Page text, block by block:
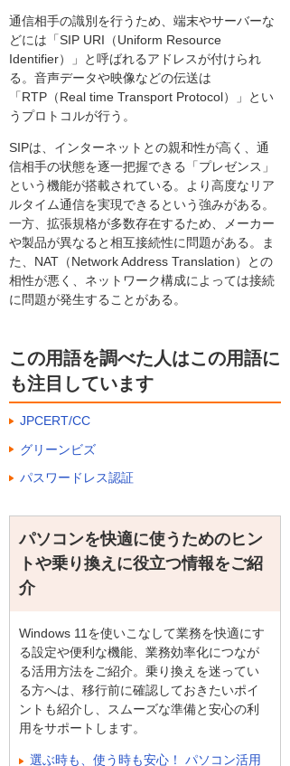
通信相手の識別を行うため、端末やサーバーな
どには「SIP URI（Uniform Resource
Identifier）」と呼ばれるアドレスが付けられ
る。音声データや映像などの伝送は
「RTP（Real time Transport Protocol）」とい
うプロトコルが行う。
SIPは、インターネットとの親和性が高く、通
信相手の状態を逐一把握できる「プレゼンス」
という機能が搭載されている。より高度なリア
ルタイム通信を実現できるという強みがある。
一方、拡張規格が多数存在するため、メーカー
や製品が異なると相互接続性に問題がある。ま
た、NAT（Network Address Translation）との
相性が悪く、ネットワーク構成によっては接続
に問題が発生することがある。
この用語を調べた人はこの用語に
も注目しています
JPCERT/CC
グリーンビズ
パスワードレス認証
パソコンを快適に使うためのヒン
トや乗り換えに役立つ情報をご紹
介
Windows 11を使いこなして業務を快適にす
る設定や便利な機能、業務効率化につなが
る活用方法をご紹介。乗り換えを迷ってい
る方へは、移行前に確認しておきたいポイ
ントも紹介し、スムーズな準備と安心の利
用をサポートします。
選ぶ時も、使う時も安心！ パソコン活用